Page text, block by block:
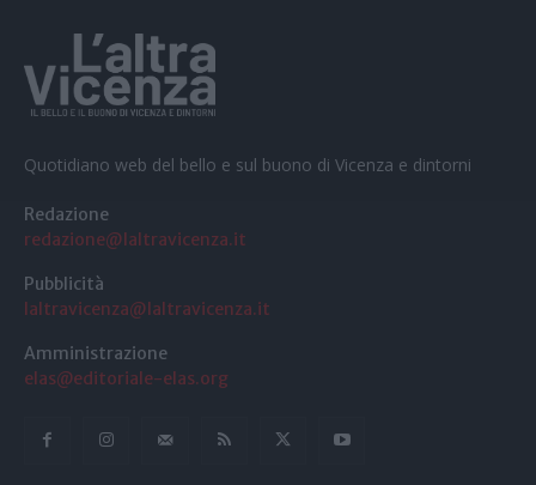
Quotidiano web del bello e sul buono di Vicenza e dintorni
Redazione
redazione@laltravicenza.it
Pubblicità
laltravicenza@laltravicenza.it
Amministrazione
elas@editoriale-elas.org